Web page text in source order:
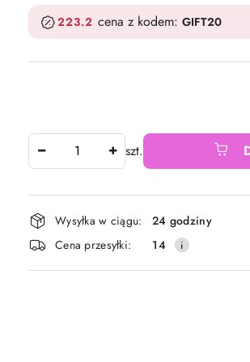
223.2 cena z kodem: GIFT20
szt.
Dostępność
i
dostawa
Wysyłka w ciągu:
24 godziny
Cena przesyłki:
14